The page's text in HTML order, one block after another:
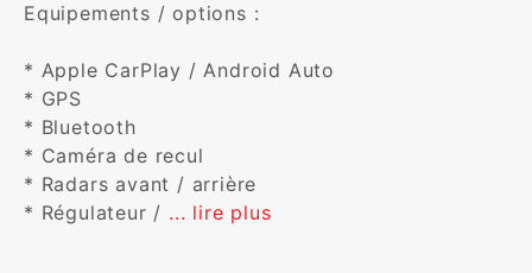
Equipements / options :
* Apple CarPlay / Android Auto
* GPS
* Bluetooth
* Caméra de recul
* Radars avant / arrière
* Régulateur / ... lire plus